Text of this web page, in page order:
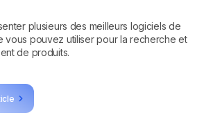
plusieurs des meilleurs logiciels de
vous pouvez utiliser pour la recherche et
de produits.